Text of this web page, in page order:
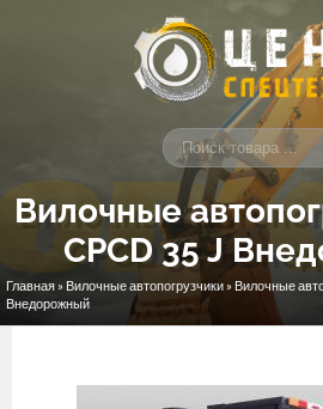
Перейти к основному содержанию
Лизинг
Сервис и
Контакты
Вилочные
CPCD 35 J
Вы здесь
Главная » Вилочные автопогрузчики » Вилочные
Внедорожный